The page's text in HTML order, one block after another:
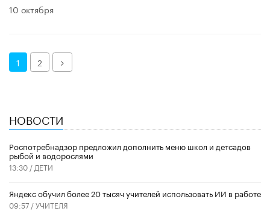
10 октября
1 2 Далее
НОВОСТИ
Роспотребнадзор предложил дополнить меню школ и детсадов
рыбой и водорослями
13:30 / ДЕТИ
​Яндекс обучил более 20 тысяч учителей использовать ИИ в работе
09:57 /УЧИТЕЛЯ